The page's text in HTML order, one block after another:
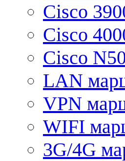
Cisco
Cisco
Cisco
LAN
VPN
WIFI
3G/4G